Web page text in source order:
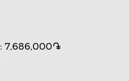
: 7,686,000֏